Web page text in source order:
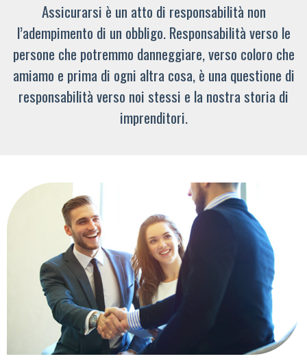
Assicurarsi è un atto di responsabilità non
l’adempimento di un obbligo. Responsabilità verso le
persone che potremmo danneggiare, verso coloro che
amiamo e prima di ogni altra cosa, è una questione di
responsabilità verso noi stessi e la nostra storia di
imprenditori.